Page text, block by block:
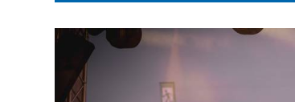
Mehr als nur ein Festival